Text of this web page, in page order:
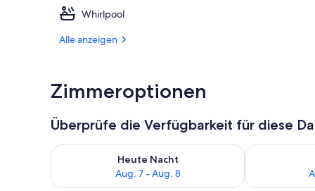
Whirlpool
Alle anzeigen
Zimmeroptionen
Überprüfe die Verfügbarkeit für diese
Heute Nacht
Aug. 7 - Aug. 8
Überprüfe die Verfügbarkeit für heute Nacht, Aug. 7
Überprüfe